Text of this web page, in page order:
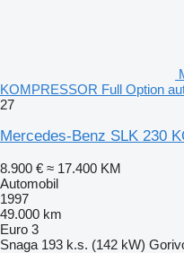
KOMPRESSOR Full Option
27
Mercedes-Benz SLK 230
8.900 € ≈ 17.400 KM
Automobil
1997
49.000 km
Euro 3
Snaga 193 k.s. (142 kW)